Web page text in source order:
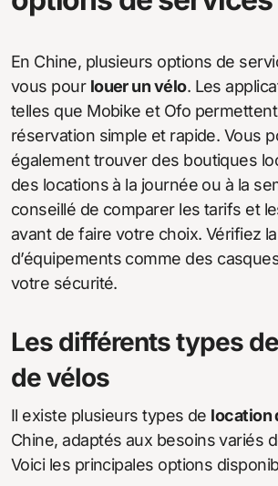
En Chine, plusieurs options de
vous pour louer un vélo. Les
telles que Mobike et Ofo
réservation simple et rapide. Vous
également trouver des boutiques
des locations à la journée ou à la
conseillé de comparer les tarifs et
avant de faire votre choix. Vérifiez
d’équipements comme des
votre sécurité.
Les différents types
de vélos
Il existe plusieurs types de location
Chine, adaptés aux besoins variés
Voici les principales options